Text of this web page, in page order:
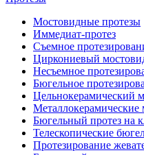
Мостовидные протезы
Иммедиат-протез
Съемное
Циркониевый
Несъемное
Бюгельное
Цельнокерамический
Бюгельный протез на
Телескопические
Протезирование